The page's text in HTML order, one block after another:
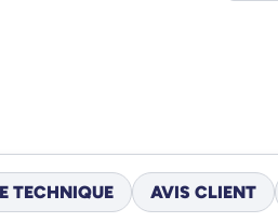
TECHNIQUE AVIS CLIENT